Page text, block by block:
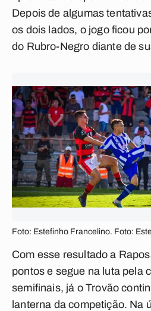
Depois de algumas
os dois lados, o jogo ficou
do Rubro-Negro diante de
Foto: Estefinho Francelino. Foto:
Com esse resultado a
pontos e segue na luta pela
semifinais, já o Trovão
lanterna da competição. Na